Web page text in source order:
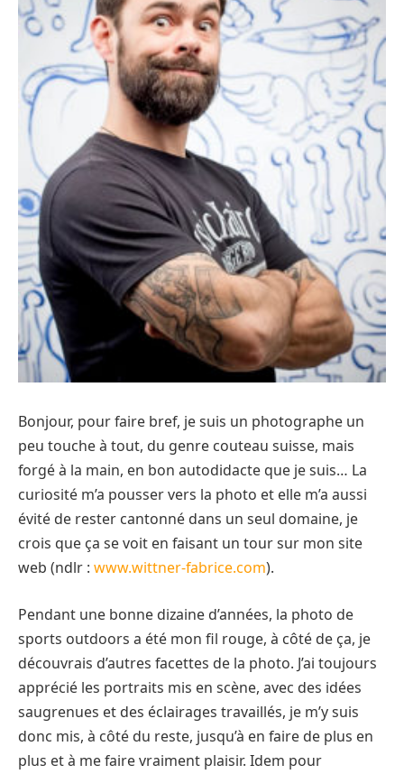
Bonjour, pour faire bref, je suis un photographe un
peu touche à tout, du genre couteau suisse, mais
forgé à la main, en bon autodidacte que je suis… La
curiosité m’a pousser vers la photo et elle m’a aussi
évité de rester cantonné dans un seul domaine, je
crois que ça se voit en faisant un tour sur mon site
web (ndlr : www.wittner-fabrice.com).
Pendant une bonne dizaine d’années, la photo de
sports outdoors a été mon fil rouge, à côté de ça, je
découvrais d’autres facettes de la photo. J’ai toujours
apprécié les portraits mis en scène, avec des idées
saugrenues et des éclairages travaillés, je m’y suis
donc mis, à côté du reste, jusqu’à en faire de plus en
plus et à me faire vraiment plaisir. Idem pour